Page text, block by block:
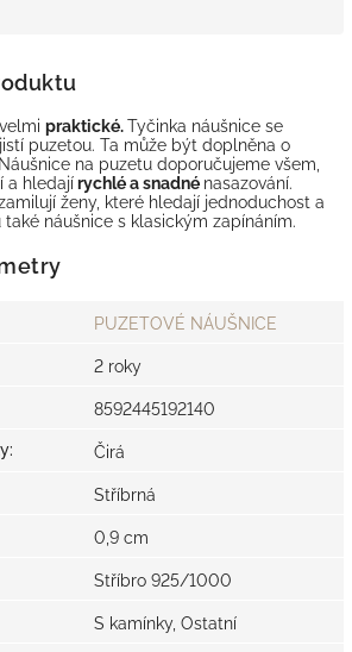
praktické.Tyčinka náušnice se
puzetou. Ta může být doplněna o
na puzetu doporučujeme všem,
a hledajírychlé a snadné nasazování.
ženy, které hledají jednoduchost a
náušnice s klasickým zapínáním.
PUZETOVÉ NÁUŠNICE
2 roky
8592445192140
: Čirá
Stříbrná
0,9 cm
Stříbro 925/1000
S kamínky, Ostatní